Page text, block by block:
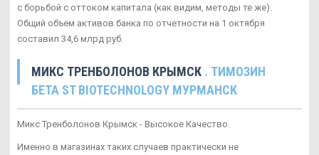
с борьбой с оттоком капитала (как видим, методы те же).
Общий объем активов банка по отчетности на 1 октября
составил 34,6 млрд руб.
МИКС ТРЕНБОЛОНОВ КРЫМСК . TИМОЗИН
БЕТА ST BIOTECHNOLOGY МУРМАНСК
Микс Тренболонов Крымск - Высокое Качество.
Именно в магазинах таких случаев практически не